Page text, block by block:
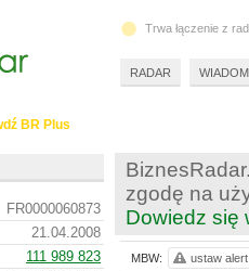
zgodę na
Dowiedz się
MBW: ustaw alert
BR Plus
FR0000060873
21.04.2008
111 989 823
Trwa łączenie z
RADAR